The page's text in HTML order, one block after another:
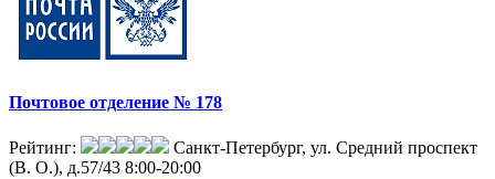
Почтовое отделение № 178
Рейтинг:
Санкт-Петербург, ул. Средний проспект
(В. О.), д.57/43 8:00-20:00